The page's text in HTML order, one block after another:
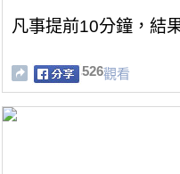
凡事提前10分鐘，結
526觀看